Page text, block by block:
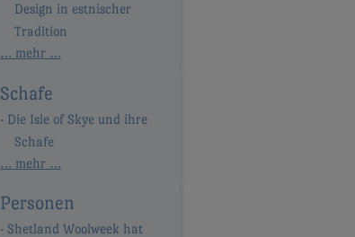
Design in estnischer
Tradition
… mehr …
Schafe
Die Isle of Skye und ihre
Schafe
… mehr …
Personen
Shetland Woolweek hat